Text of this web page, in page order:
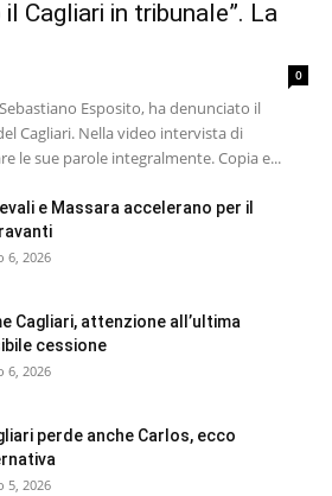
Cagliari in tribunale”. La
0
Esposito, ha denunciato il
Cagliari. Nella video intervista di
le sue parole integralmente. Copia e...
e Massara accelerano per il
6, 2026
Cagliari, attenzione all’ultima
cessione
6, 2026
perde anche Carlos, ecco
5, 2026